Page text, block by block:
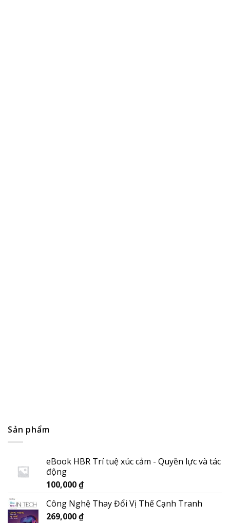
Sản phẩm
eBook HBR Trí tuệ xúc cảm - Quyền lực và tác
động
100,000₫
Công Nghệ Thay Đổi Vị Thế Cạnh Tranh
269,000₫